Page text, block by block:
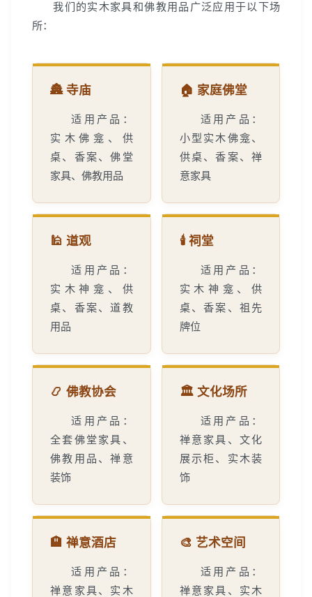
我们的实木家具和佛教用品广泛应用于以下场
所：
🏯 寺庙
适用产品：
实木佛龛、供
桌、香案、佛堂
家具、佛教用品
🏠 家庭佛堂
适用产品：
小型实木佛龛、
供桌、香案、禅
意家具
🕌 道观
适用产品：
实木神龛、供
桌、香案、道教
用品
🕯️ 祠堂
适用产品：
实木神龛、供
桌、香案、祖先
牌位
📿 佛教协会
适用产品：
全套佛堂家具、
佛教用品、禅意
装饰
🏛️ 文化场所
适用产品：
禅意家具、文化
展示柜、实木装
饰
🏨 禅意酒店
适用产品：
禅意家具、实木
🎨 艺术空间
适用产品：
禅意家具、实木